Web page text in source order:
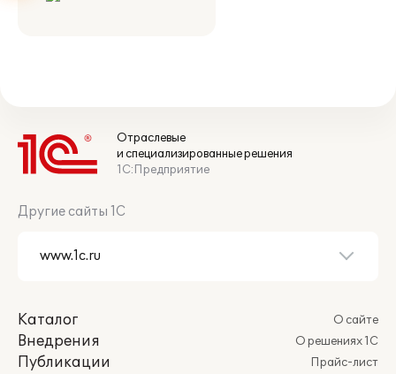
Отраслевые
и специализированные решения
1С:Предприятие
Другие сайты 1С
Каталог
Внедрения
Публикации
О сайте
О решениях 1С
Прайс-лист